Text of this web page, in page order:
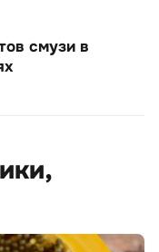
смузи в